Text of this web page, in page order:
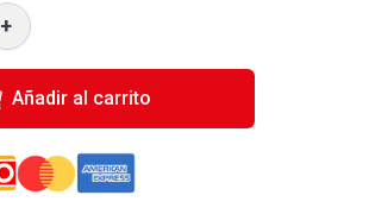
+
Añadir al carrito